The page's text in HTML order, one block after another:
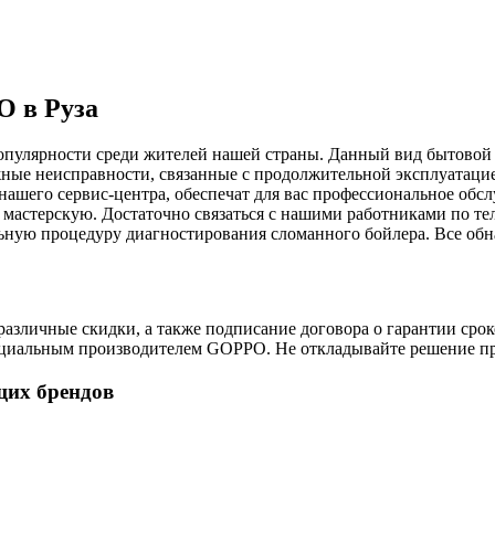
в Руза
среди жителей нашей страны. Данный вид бытовой
неисправности, связанные с продолжительной
сервис-центра, обеспечат для вас профессиональное
Достаточно связаться с нашими работниками
процедуру диагностирования сломанного бойлера. Все
скидки, а также подписание договора о гарантии
производителем GOPPO. Не откладывайте решение
брендов